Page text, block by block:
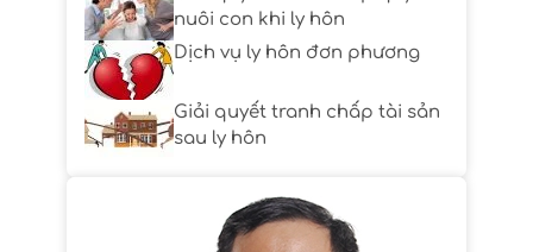
nuôi con khi ly hôn
Dịch vụ ly hôn đơn phương
Giải quyết tranh chấp tài sản
sau ly hôn